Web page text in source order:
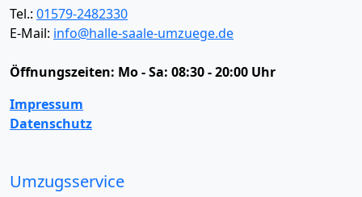
Tel.: 01579-2482330
E-Mail: info@halle-saale-umzuege.de
Öffnungszeiten: Mo - Sa: 08:30 - 20:00 Uhr
Impressum
Datenschutz
Umzugsservice